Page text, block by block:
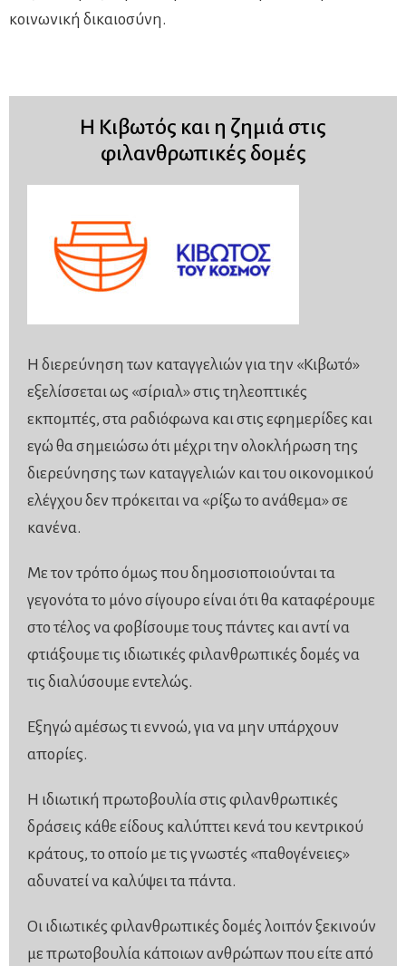
κοινωνική δικαιοσύνη.
Η Κιβωτός και η ζημιά στις
φιλανθρωπικές δομές
Η διερεύνηση των καταγγελιών για την «Κιβωτό»
εξελίσσεται ως «σίριαλ» στις τηλεοπτικές
εκπομπές, στα ραδιόφωνα και στις εφημερίδες και
εγώ θα σημειώσω ότι μέχρι την ολοκλήρωση της
διερεύνησης των καταγγελιών και του οικονομικού
ελέγχου δεν πρόκειται να «ρίξω το ανάθεμα» σε
κανένα.
Με τον τρόπο όμως που δημοσιοποιούνται τα
γεγονότα το μόνο σίγουρο είναι ότι θα καταφέρουμε
στο τέλος να φοβίσουμε τους πάντες και αντί να
φτιάξουμε τις ιδιωτικές φιλανθρωπικές δομές να
τις διαλύσουμε εντελώς.
Εξηγώ αμέσως τι εννοώ, για να μην υπάρχουν
απορίες.
Η ιδιωτική πρωτοβουλία στις φιλανθρωπικές
δράσεις κάθε είδους καλύπτει κενά του κεντρικού
κράτους, το οποίο με τις γνωστές «παθογένειες»
αδυνατεί να καλύψει τα πάντα.
Οι ιδιωτικές φιλανθρωπικές δομές λοιπόν ξεκινούν
με πρωτοβουλία κάποιων ανθρώπων που είτε από